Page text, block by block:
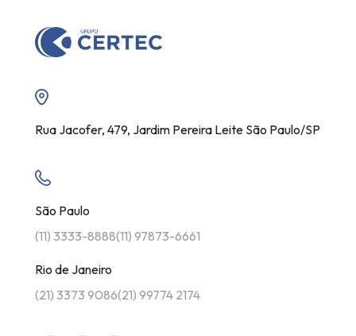
Rua Jacofer, 479, Jardim Pereira Leite São Paulo/SP
São Paulo
(11) 3333-8888(11) 97873-6661
Rio de Janeiro
(21) 3373 9086(21) 99774 2174